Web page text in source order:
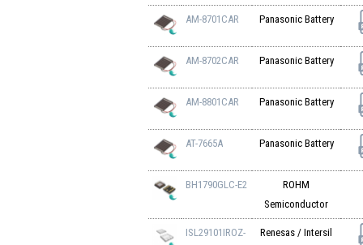
AM-8701CAR Panasonic Battery
AM-8702CAR Panasonic Battery
AM-8801CAR Panasonic Battery
AT-7665A Panasonic Battery
BH1790GLC-E2
ROHM
Semiconductor
ISL29101IROZ-
Renesas / Intersil